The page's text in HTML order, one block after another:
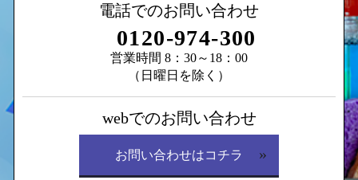
電話でのお問い合わせ
0120-974-300
営業時間 8：30～18：00
（日曜日を除く）
webでのお問い合わせ
お問い合わせはコチラ